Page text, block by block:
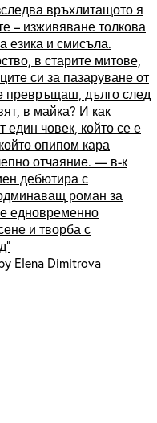
връхлитащото я
– изживяване толкова
езика и смисъла.
в старите митове,
си за пазаруване от
превръщаш, дълго след
в майка? И как
човек, който се е
опипом кара
отчаяние. — в-к
дебютира с
роман за
едновременно
и творба с
Elena Dimitrova